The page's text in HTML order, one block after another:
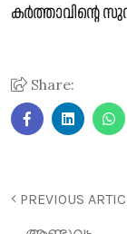
കർത്താവിന്റെ
Share:
PREVIOUS